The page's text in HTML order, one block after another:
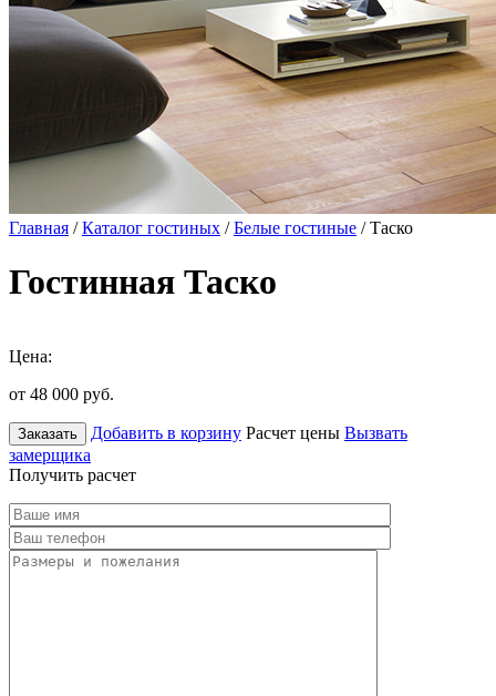
Главная /Каталог гостиных /Белые гостиные / Таско
Гостинная Таско
Цена:
от 48 000 руб.
Заказать Добавить в корзину Расчет цены Вызвать
замерщика
Получить расчет